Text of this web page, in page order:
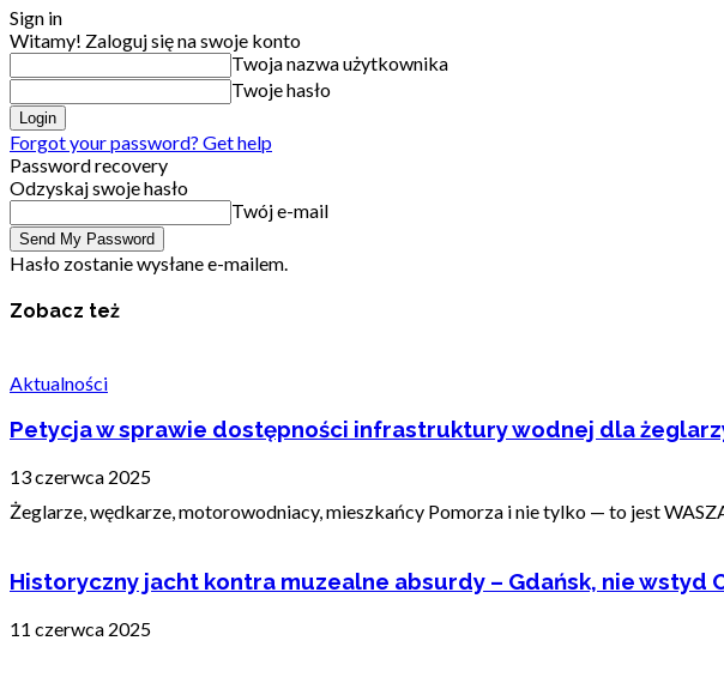
Sign in
Witamy! Zaloguj się na swoje konto
Twoja nazwa użytkownika
Twoje hasło
Forgot your password? Get help
Password recovery
Odzyskaj swoje hasło
Twój e-mail
Hasło zostanie wysłane e-mailem.
Zobacz też
Aktualności
Petycja w sprawie dostępności infrastruktury wodnej dla
13 czerwca 2025
Żeglarze, wędkarze, motorowodniacy, mieszkańcy Pomorza i nie tylko — to jest
Historyczny jacht kontra muzealne absurdy – Gdańsk, nie wstyd
11 czerwca 2025